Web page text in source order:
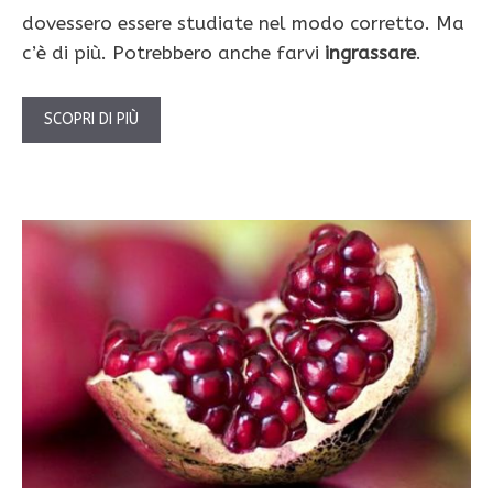
dovessero essere studiate nel modo corretto. Ma
c’è di più. Potrebbero anche farvi ingrassare.
SCOPRI DI PIÙ